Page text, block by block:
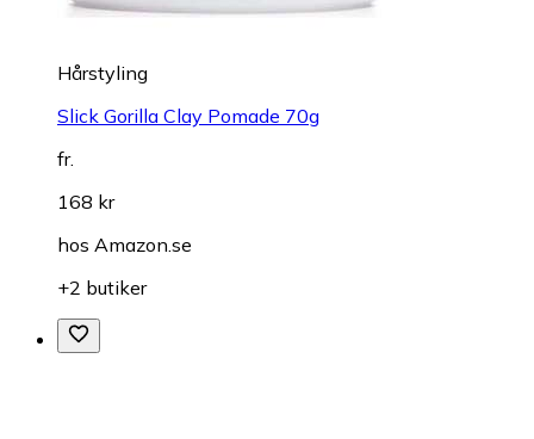
Hårstyling
Slick Gorilla Clay Pomade 70g
fr.
168 kr
hos Amazon.se
+2 butiker